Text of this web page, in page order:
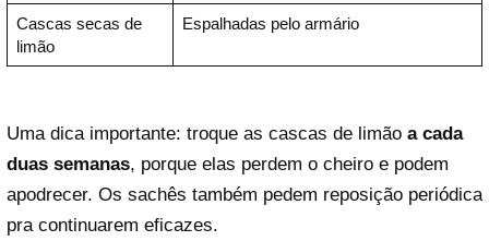
Cascas secas de
limão
Espalhadas pelo armário
Uma dica importante: troque as cascas de limão a cada
duas semanas, porque elas perdem o cheiro e podem
apodrecer. Os sachês também pedem reposição periódica
pra continuarem eficazes.